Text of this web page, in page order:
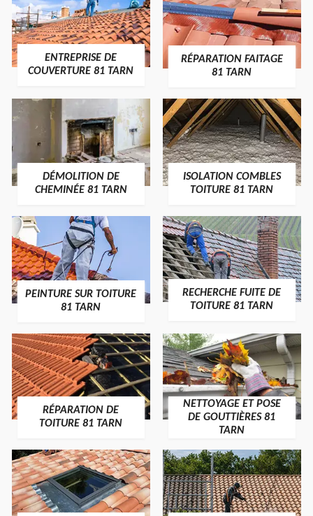
ENTREPRISE DE
COUVERTURE 81 TARN
RÉPARATION FAITAGE
81 TARN
DÉMOLITION DE
CHEMINÉE 81 TARN
ISOLATION COMBLES
TOITURE 81 TARN
PEINTURE SUR TOITURE
81 TARN
RECHERCHE FUITE DE
TOITURE 81 TARN
RÉPARATION DE
TOITURE 81 TARN
NETTOYAGE ET POSE
DE GOUTTIÈRES 81
TARN